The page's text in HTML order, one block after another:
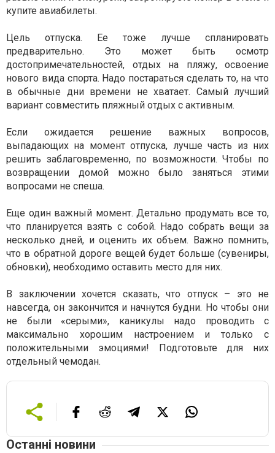
купите авиабилеты.
Цель отпуска. Ее тоже лучше спланировать
предварительно. Это может быть осмотр
достопримечательностей, отдых на пляжу, освоение
нового вида спорта. Надо постараться сделать то, на что
в обычные дни времени не хватает. Самый лучший
вариант совместить пляжный отдых с активным.
Если ожидается решение важных вопросов,
выпадающих на момент отпуска, лучше часть из них
решить заблаговременно, по возможности. Чтобы по
возвращении домой можно было заняться этими
вопросами не спеша.
Еще один важный момент. Детально продумать все то,
что планируется взять с собой. Надо собрать вещи за
несколько дней, и оценить их объем. Важно помнить,
что в обратной дороге вещей будет больше (сувениры,
обновки), необходимо оставить место для них.
В заключении хочется сказать, что отпуск – это не
навсегда, он закончится и начнутся будни. Но чтобы они
не были «серыми», каникулы надо проводить с
максимально хорошим настроением и только с
положительными эмоциями! Подготовьте для них
отдельный чемодан.
Останні новини